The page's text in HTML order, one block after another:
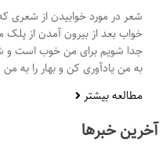
شعر در مورد خوابیدن از شعری
خواب بعد از بیرون آمدن از
جدا شویم برای من خوب است و
به من یادآوری کن و بهار را به
مطالعه بیشتر
آخرین خبرها